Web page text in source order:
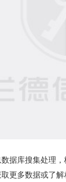
据库搜集处理
更多数据或了